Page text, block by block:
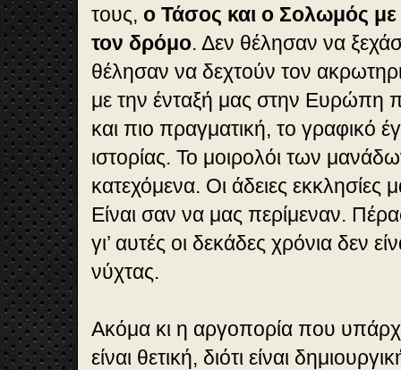
τους, ο Τάσος και ο Σολωμός με
τον δρόμο. Δεν θέλησαν να
θέλησαν να δεχτούν τον
με την ένταξή μας στην Ευρώπη
και πιο πραγματική, το γραφικό
ιστορίας. Το μοιρολόι των
κατεχόμενα. Οι άδειες εκκλησίες
Είναι σαν να μας περίμεναν.
γι’ αυτές οι δεκάδες χρόνια δεν
νύχτας.
Ακόμα κι η αργοπορία που
είναι θετική, διότι είναι